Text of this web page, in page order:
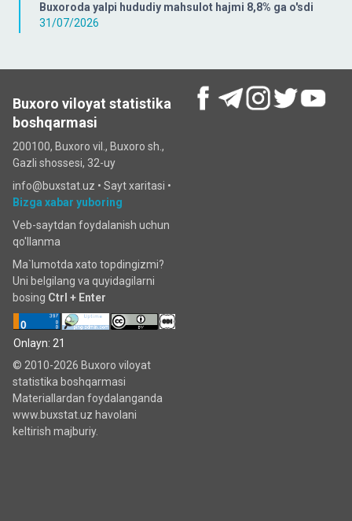
Buxoroda yalpi hududiy mahsulot hajmi 8,8% ga o'sdi
31/07/2026
Buxoro viloyat statistika
boshqarmasi
200100, Buxoro vil., Buxoro sh.,
Gazli shossesi, 32-uy
info@buxstat.uz • Sayt xaritasi •
Bizga xabar yuboring
Veb-saytdan foydalanish uchun
qo'llanma
Ma`lumotda xato topdingizmi?
Uni belgilang va quyidagilarni
bosing Ctrl + Enter
Onlayn: 21
© 2010-2026 Buxoro viloyat
statistika boshqarmasi
Materiallardan foydalanganda
www.buxstat.uz havolani
keltirish majburiy.